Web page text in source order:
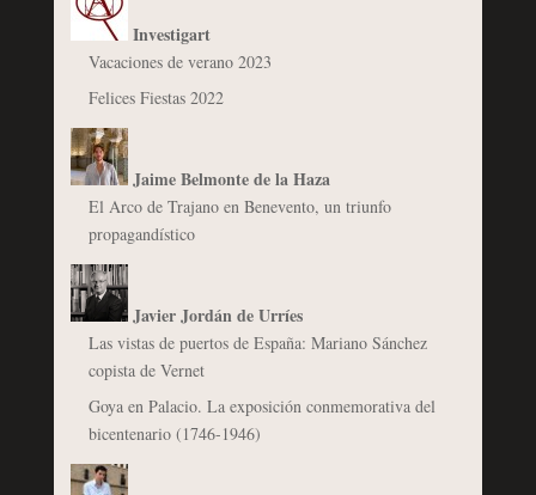
Investigart
Vacaciones de verano 2023
Felices Fiestas 2022
Jaime Belmonte de la Haza
El Arco de Trajano en Benevento, un triunfo
propagandístico
Javier Jordán de Urríes
Las vistas de puertos de España: Mariano Sánchez
copista de Vernet
Goya en Palacio. La exposición conmemorativa del
bicentenario (1746-1946)